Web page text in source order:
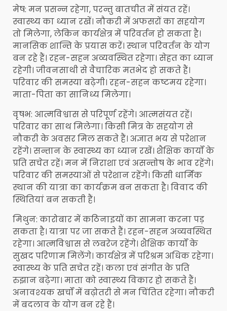
मेष: मन प्रसन्न रहेगा, परन्तु बातचीत में संयत रहें।
स्वास्थ्य का ध्यान रखें। नौकरी में अफसरों का सहयोग
तो मिलेगा, लेकिन कार्यक्षेत्र में परिवर्तन हो सकता है।
मानसिक शान्ति के प्रयास करें। स्थान परिवर्तन के योग
बन रहे हैं। रहन-सहन अव्यवस्थित रहेगा। सेहत का ध्यान
रहेगी। जीवनसाथी से वैचारिक मतभेद हो सकते हैं।
परिवार की समस्या बढ़ेगी। रहन-सहन कष्टमय रहेगा।
माता-पिता का सानिध्य मिलेगा।
वृषभ: आत्मविश्वास से परिपूर्ण रहेंगे। आत्मसंयत रहें।
परिवार का साथ मिलेगा। किसी मित्र के सहयोग से
नौकरी के अवसर मिल सकते हैं। अज्ञात भय से परेशान
रहेंगे। सन्तान के स्वास्थ्य का ध्यान रखें। शैक्षिक कार्यों के
प्रति सचेत रहें। मन में निराशा एवं असन्तोष के भाव रहेंगे।
परिवार की समस्याओं से परेशान रहेंगे। किसी धार्मिक
स्थान की यात्रा का कार्यक्रम बन सकता है। विवाद की
स्थितियां बन सकती हैं।
मिथुन: कारोबार में कठिनाइयों का सामना करना पड़
सकता है। यात्रा पर जा सकते हैं। रहन-सहन अव्यवस्थित
रहेगा। आत्मविश्वास से लबरेज रहेंगे। शैक्षिक कार्यों के
सुखद परिणाम मिलेंगे। कार्यक्षेत्र में परिश्रम अधिक रहेगा।
स्वास्थ्य के प्रति सचेत रहें। कला एवं संगीत के प्रति
रुझान बढ़ेगा। माता को स्वास्थ्य विकार हो सकते हैं।
अनावश्यक खर्चों में बढ़ोतरी से मन चिंतित रहेगा। नौकरी
में बदलाव के योग बन रहे हैं।